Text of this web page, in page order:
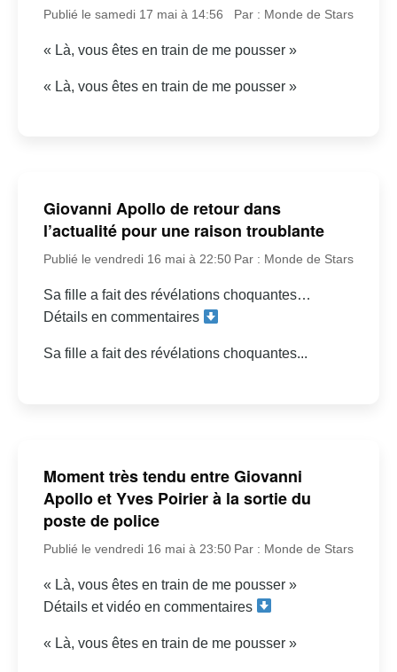
Publié le samedi 17 mai à 14:56 Par : Monde de Stars
« Là, vous êtes en train de me pousser »
« Là, vous êtes en train de me pousser »
Giovanni Apollo de retour dans
l’actualité pour une raison troublante
Publié le vendredi 16 mai à 22:50 Par : Monde de Stars
Sa fille a fait des révélations choquantes…
Détails en commentaires
Sa fille a fait des révélations choquantes...
Moment très tendu entre Giovanni
Apollo et Yves Poirier à la sortie du
poste de police
Publié le vendredi 16 mai à 23:50 Par : Monde de Stars
« Là, vous êtes en train de me pousser »
Détails et vidéo en commentaires
« Là, vous êtes en train de me pousser »